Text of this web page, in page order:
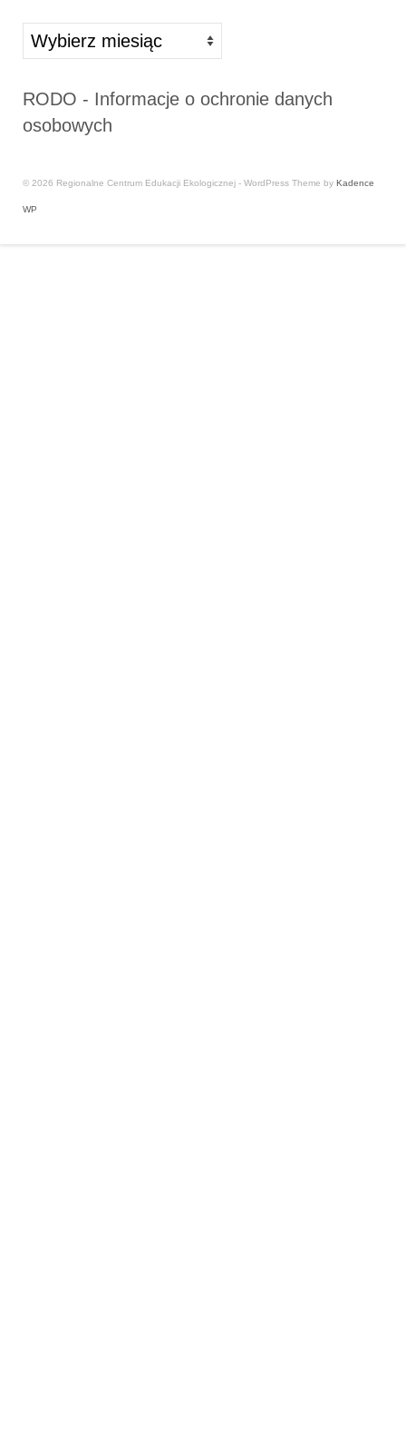
Archiwa
RODO - Informacje o ochronie danych
osobowych
© 2026 Regionalne Centrum Edukacji Ekologicznej - WordPress Theme by Kadence
WP